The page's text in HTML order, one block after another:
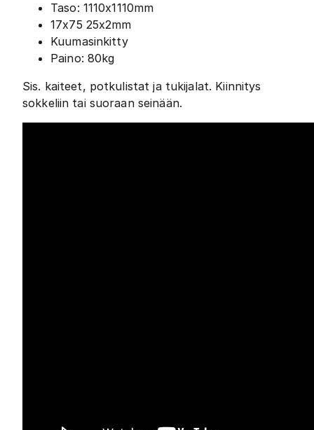
Taso: 1110x1110mm
17x75 25x2mm
Kuumasinkitty
Paino: 80kg
Sis. kaiteet, potkulistat ja tukijalat. Kiinnitys
sokkeliin tai suoraan seinään.